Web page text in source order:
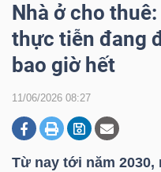
Nhà ở cho
thực tiễn đang
bao giờ hết
11/06/2026 08:27
Từ nay tới năm
CHỨNG
KHOÁN
DOANH
NGHIỆP